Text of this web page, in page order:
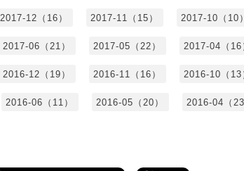
2017-12（16） 2017-11（15） 2017-10（10）
2017-06（21） 2017-05（22） 2017-04（16
2016-12（19） 2016-11（16） 2016-10（13
2016-06（11） 2016-05（20） 2016-04（23